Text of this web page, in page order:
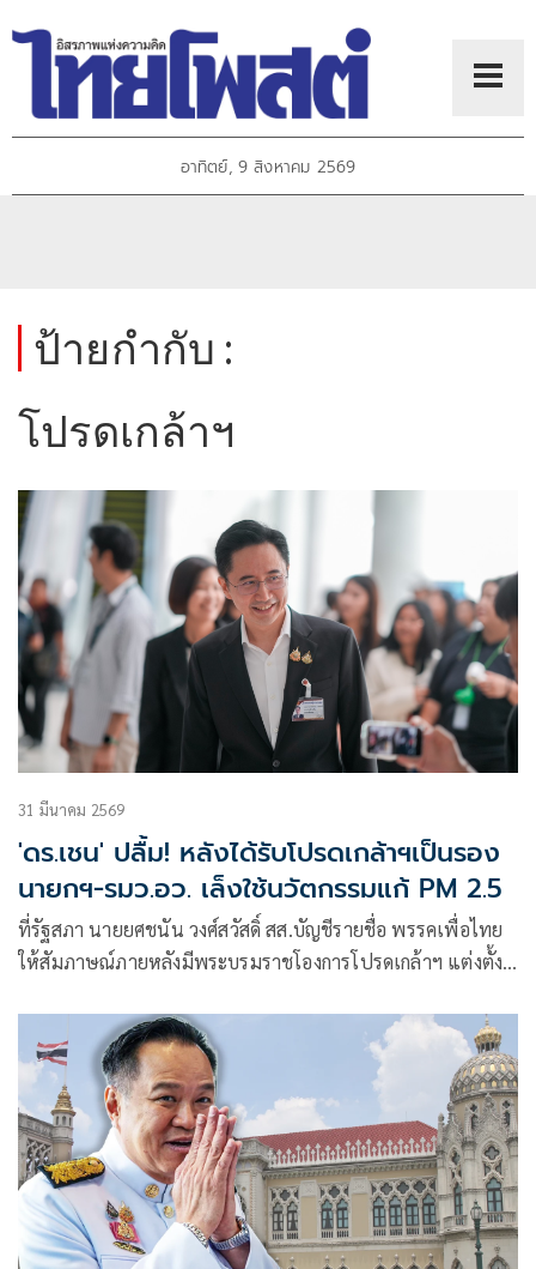
อาทิตย์, 9 สิงหาคม 2569
ป้ายกำกับ :
โปรดเกล้าฯ
31 มีนาคม 2569
'ดร.เชน' ปลื้ม! หลังได้รับโปรดเกล้าฯเป็นรอง
นายกฯ-รมว.อว. เล็งใช้นวัตกรรมแก้ PM 2.5
ที่รัฐสภา นายยศชนัน วงศ์สวัสดิ์ สส.บัญชีรายชื่อ พรรคเพื่อไทย
ให้สัมภาษณ์ภายหลังมีพระบรมราชโองการโปรดเกล้าฯ แต่งตั้ง